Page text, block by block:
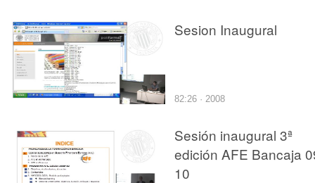
Sesion Inaugural
82:26 · 2008
Sesión inaugural 3ª
edición AFE Bancaja
10